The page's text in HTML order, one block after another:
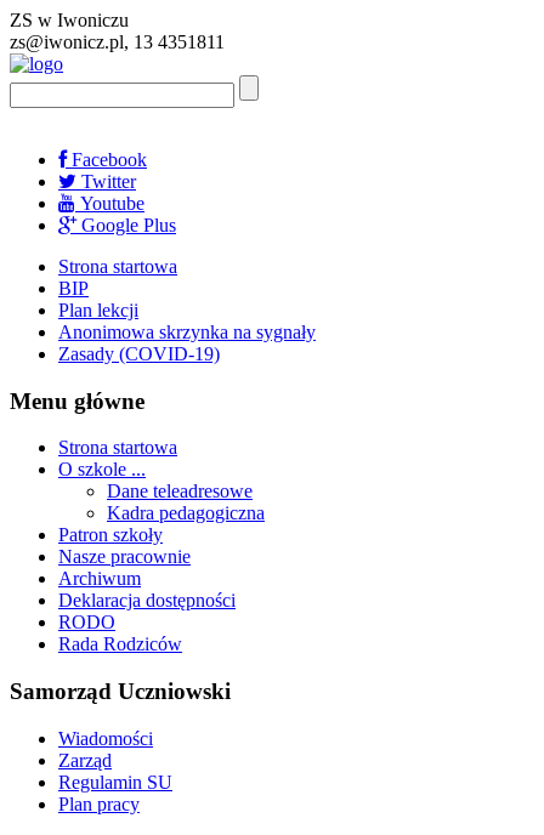
ZS w Iwoniczu
zs@iwonicz.pl, 13 4351811
Facebook
Twitter
Youtube
Google Plus
Strona startowa
BIP
Plan lekcji
Anonimowa skrzynka na sygnały
Zasady (COVID-19)
Menu główne
Strona startowa
O szkole ...
Dane teleadresowe
Kadra pedagogiczna
Patron szkoły
Nasze pracownie
Archiwum
Deklaracja dostępności
RODO
Rada Rodziców
Samorząd Uczniowski
Wiadomości
Zarząd
Regulamin SU
Plan pracy